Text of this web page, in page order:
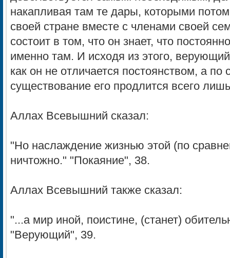
накапливая там те дары, которыми
своей стране вместе с членами своей
состоит в том, что он знает, что
именно там. И исходя из этого,
как он не отличается постоянством, а
существование его продлится всего
Аллах Всевышний сказал:
"Hо наслаждение жизнью этой (по
ничтожно." "Покаяние", 38.
Аллах Всевышний также сказал:
"...а мир иной, поистине, (станет)
"Верующий", 39.